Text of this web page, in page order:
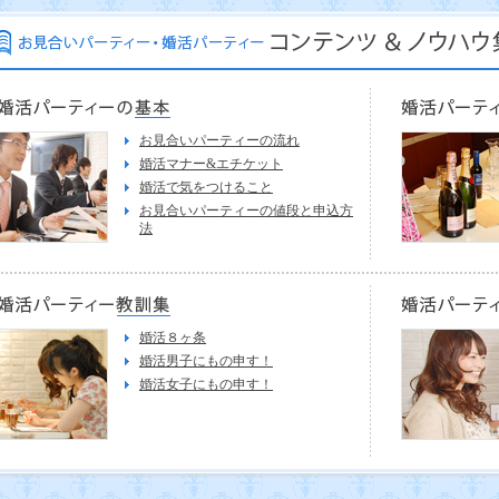
お見合いパーティーの流れ
婚活マナー&エチケット
婚活で気をつけること
お見合いパーティーの値段と申込方
法
婚活８ヶ条
婚活男子にもの申す！
婚活女子にもの申す！